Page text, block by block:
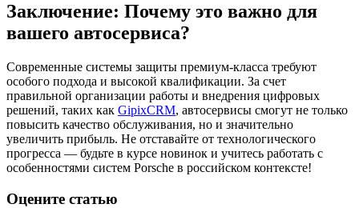
Заключение: Почему это важно для
вашего автосервиса?
Современные системы защиты премиум-класса требуют
особого подхода и высокой квалификации. За счет
правильной организации работы и внедрения цифровых
решений, таких как GipixCRM, автосервисы смогут не только
повысить качество обслуживания, но и значительно
увеличить прибыль. Не отставайте от технологического
прогресса — будьте в курсе новинок и учитесь работать с
особенностями систем Porsche в российском контексте!
Оцените статью